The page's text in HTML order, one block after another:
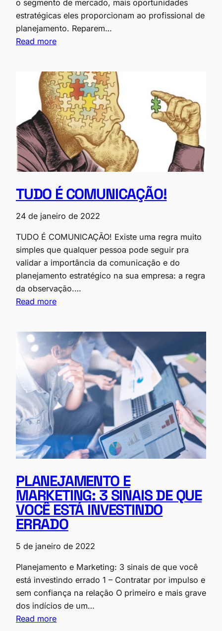
o segmento de mercado, mais oportunidades
estratégicas eles proporcionam ao profissional de
planejamento. Reparem…
Read more
TUDO É COMUNICAÇÃO!
24 de janeiro de 2022
TUDO É COMUNICAÇÃO! Existe uma regra muito
simples que qualquer pessoa pode seguir pra
validar a importância da comunicação e do
planejamento estratégico na sua empresa: a regra
da observação.…
Read more
PLANEJAMENTO E
MARKETING: 3 SINAIS DE QUE
VOCÊ ESTÁ INVESTINDO
ERRADO
5 de janeiro de 2022
Planejamento e Marketing: 3 sinais de que você
está investindo errado 1 – Contratar por impulso e
sem confiança na relação O primeiro e mais grave
dos indícios de um…
Read more